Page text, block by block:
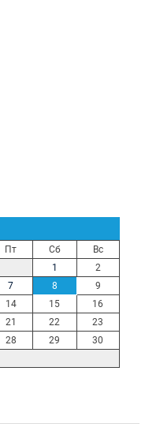
Пт Сб
Вс
1
2
7 8
9
14 15
16
21 22
23
28 29
30